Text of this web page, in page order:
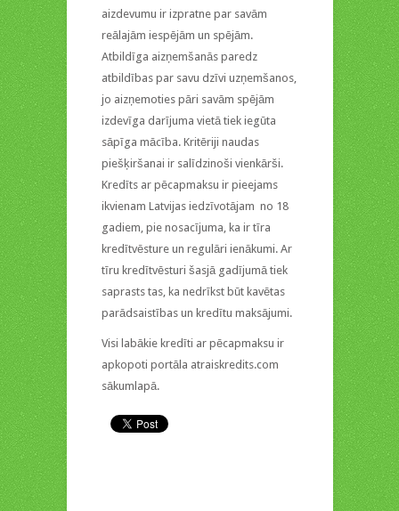
aizdevumu ir izpratne par savām
reālajām iespējām un spējām.
Atbildīga aizņemšanās paredz
atbildības par savu dzīvi uzņemšanos,
jo aizņemoties pāri savām spējām
izdevīga darījuma vietā tiek iegūta
sāpīga mācība. Kritēriji naudas
piešķiršanai ir salīdzinoši vienkārši.
Kredīts ar pēcapmaksu ir pieejams
ikvienam Latvijas iedzīvotājam no 18
gadiem, pie nosacījuma, ka ir tīra
kredītvēsture un regulāri ienākumi. Ar
tīru kredītvēsturi šasjā gadījumā tiek
saprasts tas, ka nedrīkst būt kavētas
parādsaistības un kredītu maksājumi.
Visi labākie kredīti ar pēcapmaksu ir
apkopoti portāla atraiskredits.com
sākumlapā.